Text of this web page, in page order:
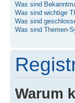
Was sind
Was sind wichtige
Was sind
Was sind Themen-
Warum